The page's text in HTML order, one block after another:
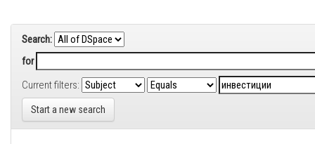
Search:
for
Current filters:
Start a new search